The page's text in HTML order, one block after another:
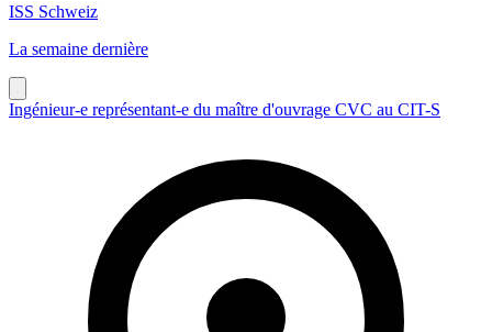
ISS Schweiz
La semaine dernière
Ingénieur-e représentant-e du maître d'ouvrage CVC au CIT-S